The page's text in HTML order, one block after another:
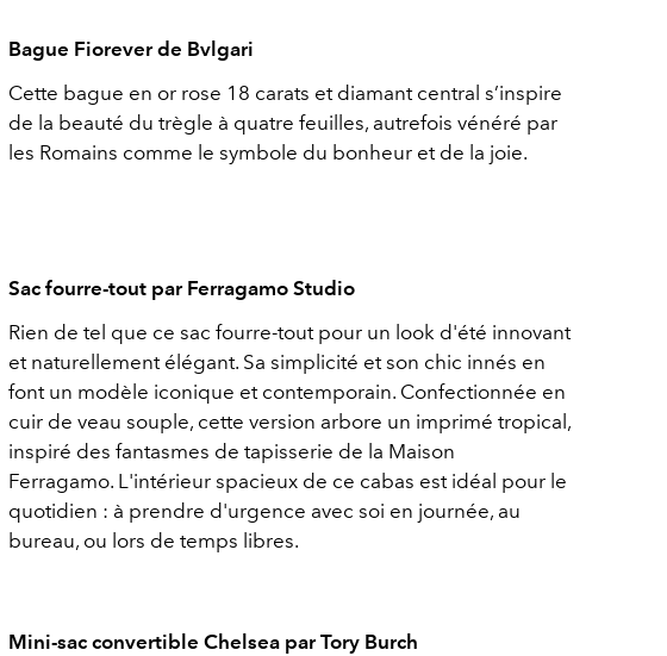
Bague Fiorever de Bvlgari
Cette bague en or rose 18 carats et diamant central s’inspire
de la beauté du trègle à quatre feuilles, autrefois vénéré par
les Romains comme le symbole du bonheur et de la joie.
Sac fourre-tout par Ferragamo Studio
Rien de tel que ce sac fourre-tout pour un look d'été innovant
et naturellement élégant. Sa simplicité et son chic innés en
font un modèle iconique et contemporain. Confectionnée en
cuir de veau souple, cette version arbore un imprimé tropical,
inspiré des fantasmes de tapisserie de la Maison
Ferragamo. L'intérieur spacieux de ce cabas est idéal pour le
quotidien : à prendre d'urgence avec soi en journée, au
bureau, ou lors de temps libres.
Mini-sac convertible Chelsea par Tory Burch